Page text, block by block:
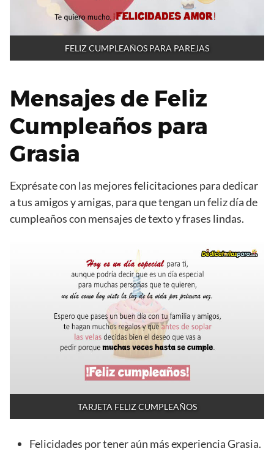
FELIZ CUMPLEAÑOS PARA PAREJAS
Mensajes de Feliz
Cumpleaños para
Grasia
Exprésate con las mejores felicitaciones para dedicar
a tus amigos y amigas, para que tengan un feliz día de
cumpleaños con mensajes de texto y frases lindas.
TARJETA FELIZ CUMPLEAÑOS
Felicidades por tener aún más experiencia Grasia.